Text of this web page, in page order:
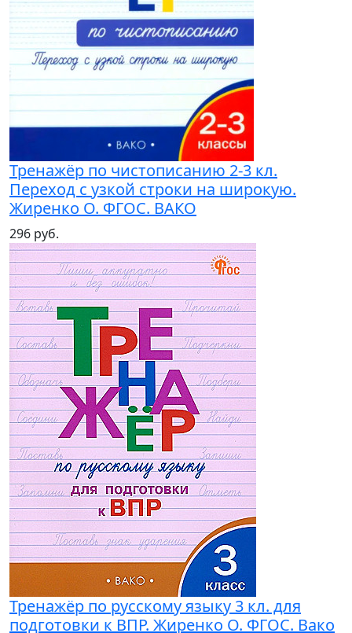
Тренажёр по чистописанию 2-3 кл.
Переход с узкой строки на широкую.
Жиренко О. ФГОС. ВАКО
296 руб.
Тренажёр по русскому языку 3 кл. для
подготовки к ВПР. Жиренко О. ФГОС. Вако